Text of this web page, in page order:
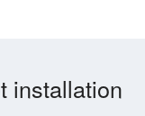
installation